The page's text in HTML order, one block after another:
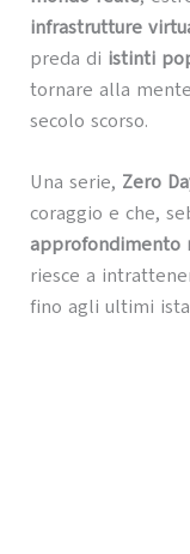
infrastrutture
preda di istinti
tornare alla
secolo scorso.
Una serie, Zero
coraggio e che,
approfondimento
riesce a
fino agli ultimi